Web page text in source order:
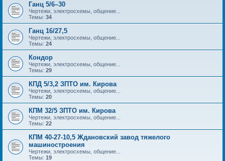
Ганц 5/6–30
Чертежи, электросхемы, общение...
Темы: 34
Ганц 16/27,5
Чертежи, электросхемы, общение...
Темы: 24
Кондор
Чертежи, электросхемы, общение...
Темы: 29
КПД 5/3,2 ЗПТО им. Кирова
Чертежи, электросхемы, общение...
Темы: 20
КПМ 32/5 ЗПТО им. Кирова
Чертежи, электросхемы, общение...
Темы: 22
КПМ 40-27-10,5 Ждановский завод тяжелого
машиностроения
Чертежи, электросхемы, общение...
Темы: 19